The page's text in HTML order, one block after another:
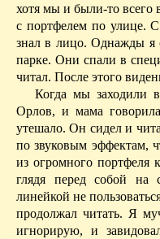
хотя мы и были-то всего
с портфелем по улице.
знал в лицо. Однажды я
парке. Они спали в
читал. После этого
Когда мы заходили
Орлов, и мама
утешало. Он сидел и
по звуковым эффектам,
из огромного
глядя передсобой на
линейкой не
продолжал читать. Я
игнорирую, и